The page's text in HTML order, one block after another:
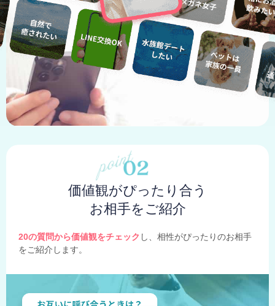
価値観がぴったり合う
お相手をご紹介
20の質問から価値観をチェック し、相性がぴったりのお相手
をご紹介します。